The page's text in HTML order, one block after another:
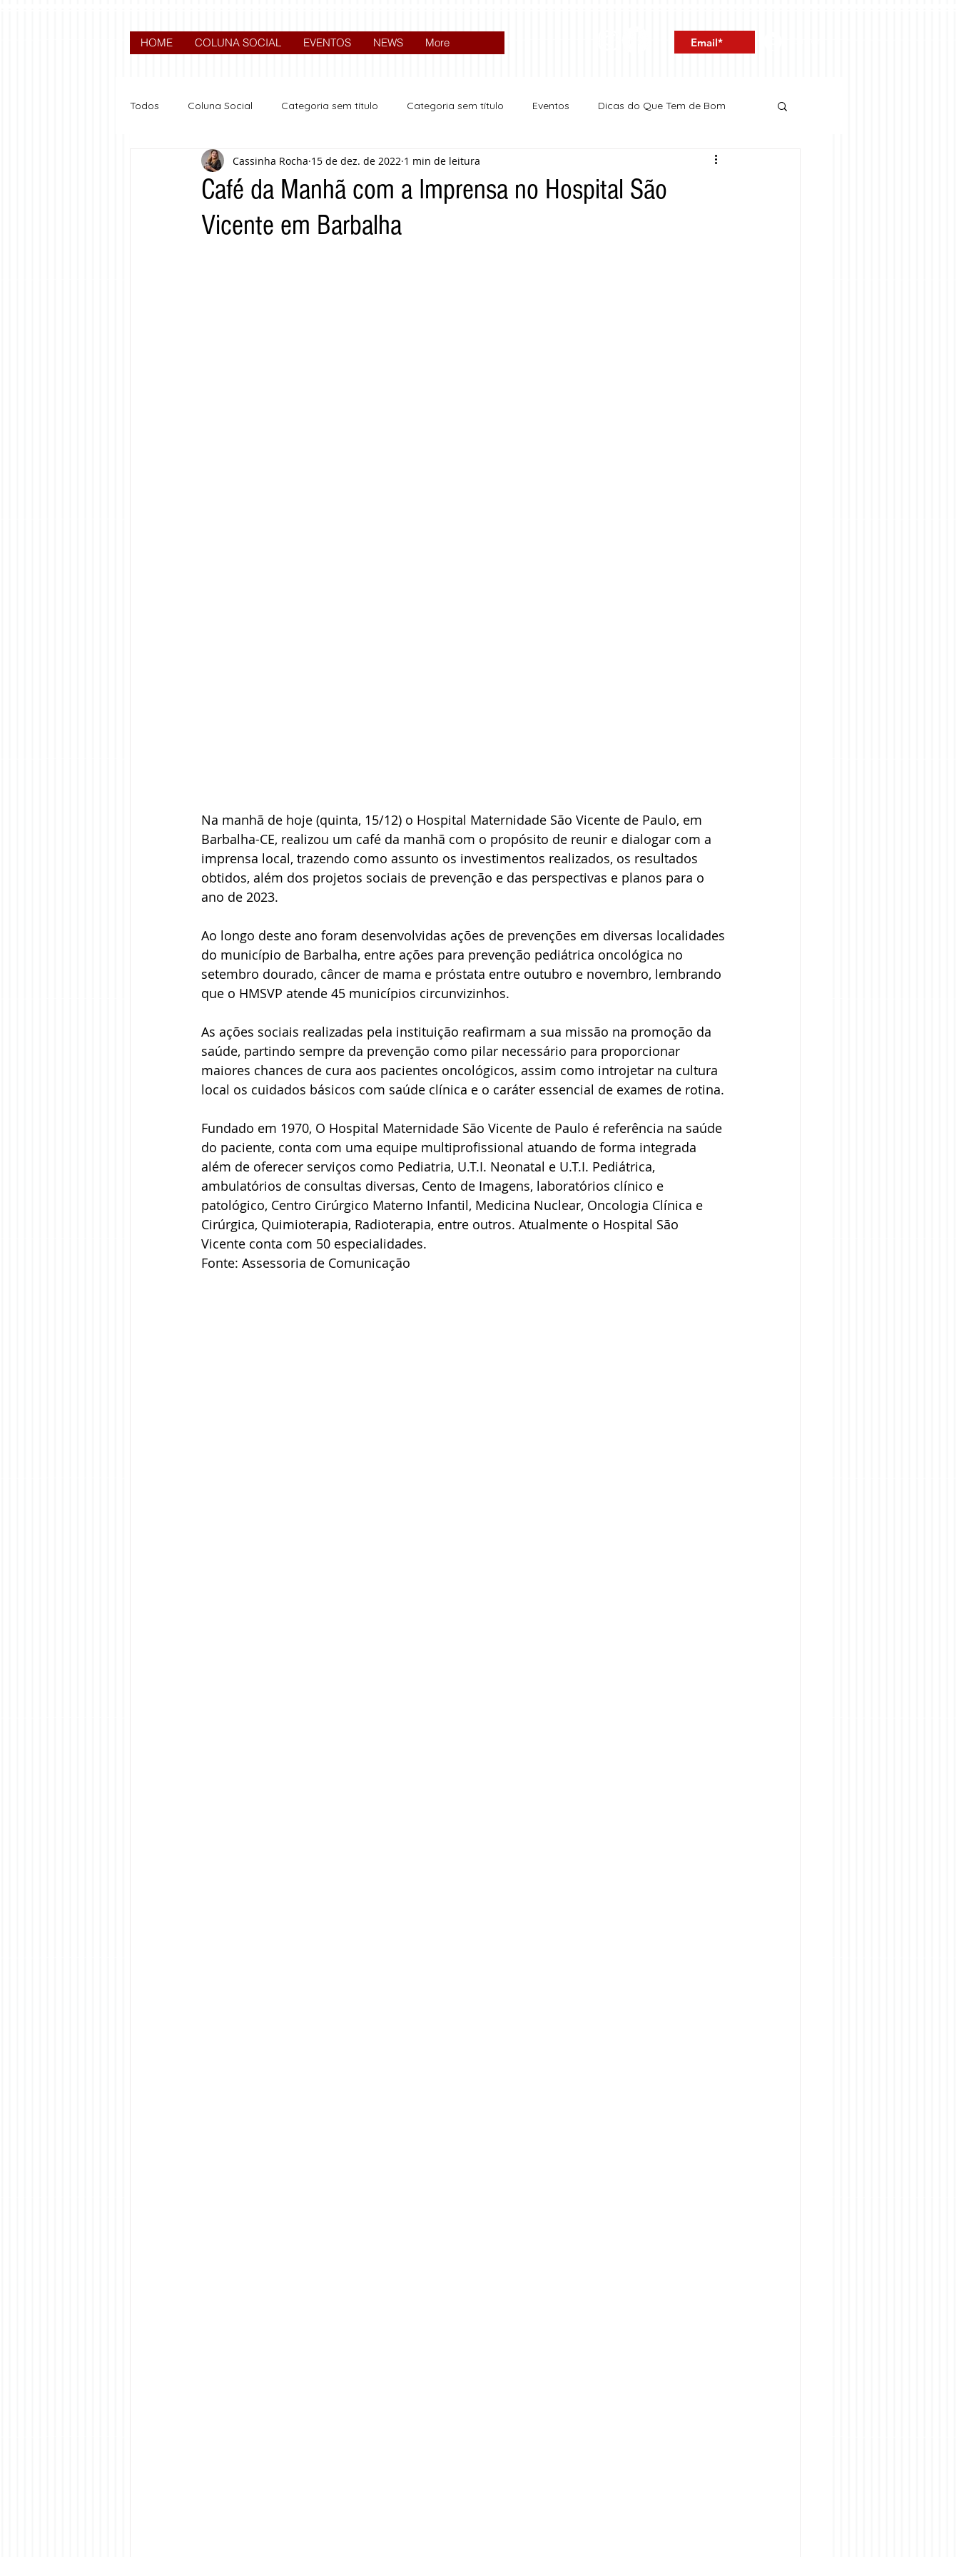
HOME COLUNA SOCIAL EVENTOS NEWS More
Todos Coluna Social Categoria sem título Categoria sem título Eventos Dicas do Que Tem de Bom
Nova categoria Expocrato 2024 Política
Café da Manhã com a Imprensa no Hospital São
Vicente em Barbalha
Cassinha Rocha 15 de dez. de 2022 1 min de leitura
Na manhã de hoje (quinta, 15/12) o Hospital Maternidade São Vicente de Paulo, em
Barbalha-CE, realizou um café da manhã com o propósito de reunir e dialogar com a
imprensa local, trazendo como assunto os investimentos realizados, os resultados
obtidos, além dos projetos sociais de prevenção e das perspectivas e planos para o
ano de 2023.
Ao longo deste ano foram desenvolvidas ações de prevenções em diversas localidades
do município de Barbalha, entre ações para prevenção pediátrica oncológica no
setembro dourado, câncer de mama e próstata entre outubro e novembro, lembrando
que o HMSVP atende 45 municípios circunvizinhos.
As ações sociais realizadas pela instituição reafirmam a sua missão na promoção da
saúde, partindo sempre da prevenção como pilar necessário para proporcionar
maiores chances de cura aos pacientes oncológicos, assim como introjetar na cultura
local os cuidados básicos com saúde clínica e o caráter essencial de exames de rotina.
Fundado em 1970, O Hospital Maternidade São Vicente de Paulo é referência na saúde
do paciente, conta com uma equipe multiprofissional atuando de forma integrada
além de oferecer serviços como Pediatria, U.T.I. Neonatal e U.T.I. Pediátrica,
ambulatórios de consultas diversas, Cento de Imagens, laboratórios clínico e
patológico, Centro Cirúrgico Materno Infantil, Medicina Nuclear, Oncologia Clínica e
Cirúrgica, Quimioterapia, Radioterapia, entre outros. Atualmente o Hospital São
Vicente conta com 50 especialidades.
Fonte: Assessoria de Comunicação